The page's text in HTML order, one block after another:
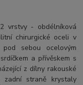
vrstvy - obdélníková
chirurgické oceli v
sebou ocelovým
a přívěskem s
z dílny rakouské
zadní straně krystaly